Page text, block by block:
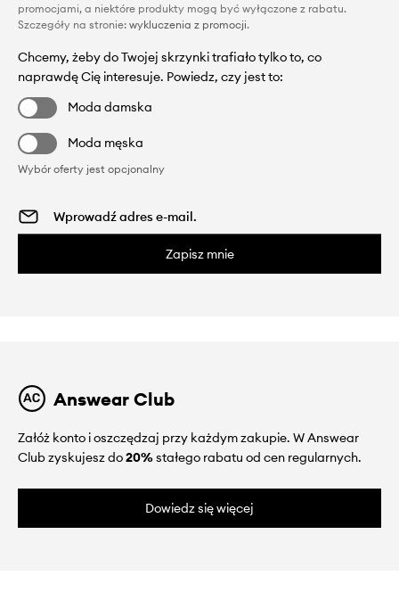
promocjami, a niektóre produkty mogą być wyłączone z rabatu.
Szczegóły na stronie: wykluczenia z promocji.
Chcemy, żeby do Twojej skrzynki trafiało tylko to, co
naprawdę Cię interesuje. Powiedz, czy jest to:
Moda damska
Moda męska
Wybór oferty jest opcjonalny
Zapisz mnie
Answear Club
Załóż konto i oszczędzaj przy każdym zakupie. W Answear
Club zyskujesz do20%stałego rabatu od cen regularnych.
Dowiedz się więcej